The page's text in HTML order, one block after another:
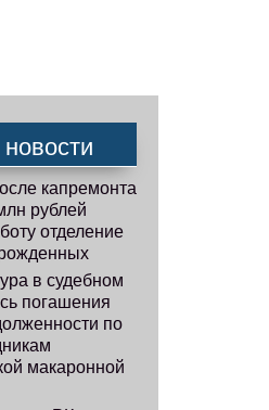
капремонта
рублей
отделение
в судебном
погашения
по
макаронной